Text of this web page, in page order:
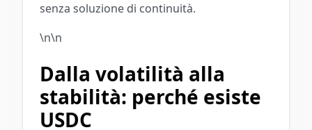
senza soluzione di continuità.
\n\n
Dalla volatilità alla
stabilità: perché esiste
USDC